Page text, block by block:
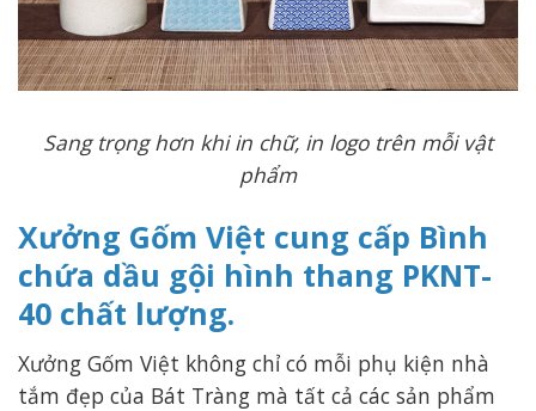
Sang trọng hơn khi in chữ, in logo trên mỗi vật
phẩm
Xưởng Gốm Việt cung cấp Bình
chứa dầu gội hình thang PKNT-
40 chất lượng.
Xưởng Gốm Việt không chỉ có mỗi phụ kiện nhà
tắm đẹp của Bát Tràng mà tất cả các sản phẩm